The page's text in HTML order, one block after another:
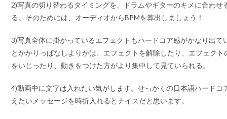
2)写真の切り替わるタイミングを、ドラムやギターのキメに合わせ
る。そのためには、オーディオからBPMを算出しましょう！
3)写真全体に掛かっているエフェクトもハードコア感がかなり出て
とかかりっぱなしよりかは、エフェクトを解除したり、エフェク
をいじったり、動きをつけた方がより集中して見ていられる。
4)動画中に文字は入れたい気がします。せっかくの日本語ハードコ
えたいメッセージを時折入れるとナイスだと思います。